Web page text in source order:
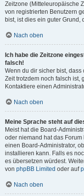
Zeitzone (Mitteleuropäische
von registrierten Benutzern
bist, ist dies ein guter Grund,
Nach oben
Ich habe die Zeitzone
falsch!
Wenn du dir sicher bist,
Zeit trotzdem noch falsch ist,
Kontaktiere einen
Nach oben
Meine Sprache steht auf
Meist hat die Board-
oder niemand hat das
einen Board-Administrator,
installieren kann. Falls es
es übersetzen würdest.
von phpBB Limited oder auf
Nach oben